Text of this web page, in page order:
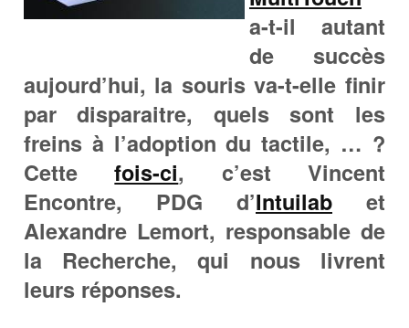
a-t-il autant
de succès
aujourd’hui, la souris va-t-elle finir
par disparaitre, quels sont les
freins à l’adoption du tactile, … ?
Cettefois-ci, c’est Vincent
Encontre, PDG d’Intuilab et
Alexandre Lemort, responsable de
la Recherche, qui nous livrent
leurs réponses.